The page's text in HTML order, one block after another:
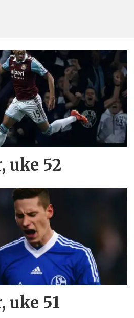
uke 52
uke 51